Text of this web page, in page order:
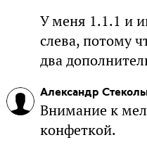
У меня 1.1.1 и
слева, потому
два
Александр
Внимание к
конфеткой.